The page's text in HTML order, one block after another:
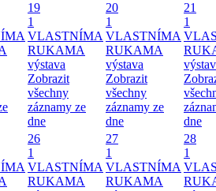
19
1
VLASTNÍMA
RUKAMA
výstava
Zobrazit
všechny
záznamy ze
dne
20
1
VLASTNÍMA
RUKAMA
výstava
Zobrazit
všechny
záznamy ze
dne
21
1
dne
26
1
VLASTNÍMA
RUKAMA
27
1
VLASTNÍMA
RUKAMA
28
1